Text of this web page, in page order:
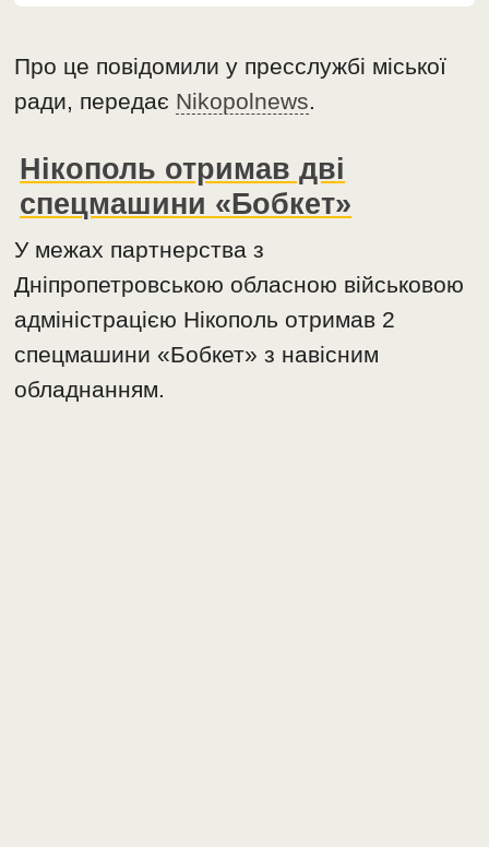
Про це повідомили у пресслужбі міської
ради, передає Nikopolnews.
Нікополь отримав дві
спецмашини «Бобкет»
У межах партнерства з
Дніпропетровською обласною військовою
адміністрацією Нікополь отримав 2
спецмашини «Бобкет» з навісним
обладнанням.